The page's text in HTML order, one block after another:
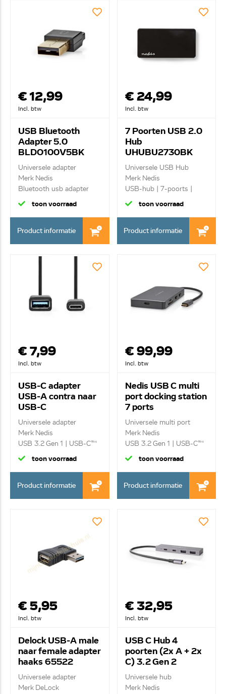
€ 12,99
Incl. btw
USB Bluetooth
Adapter 5.0
BLDO100V5BK
Universele adapter
Merk Nedis
Bluetooth usb adapter
v4.0
toon voorraad
Product informatie
€ 24,99
Incl. btw
7 Poorten USB 2.0
Hub
UHUBU2730BK
Universele USB Hub
Merk Nedis
USB-hub | 7-poorts |
Gevoed...
toon voorraad
Product informatie
€ 7,99
Incl. btw
USB-C adapter
USB-A contra naar
USB-C
CCGB61710BK02
Universele adapter
Merk Nedis
USB 3.2 Gen 1 | USB-C™
Mal...
toon voorraad
Product informatie
€ 99,99
Incl. btw
Nedis USB C multi
port docking station
7 ports
CCBW64250AT02
Universele multi port
Merk Nedis
USB 3.2 Gen 1 | USB-C™
...
toon voorraad
Product informatie
€ 5,95
Incl. btw
Delock USB-A male
naar female adapter
haaks 65522
Universele adapter
Merk DeLock
€ 32,95
Incl. btw
USB C Hub 4
poorten (2x A + 2x
C) 3.2 Gen 2
UHUBU3450AT
Universele hub
Merk Nedis